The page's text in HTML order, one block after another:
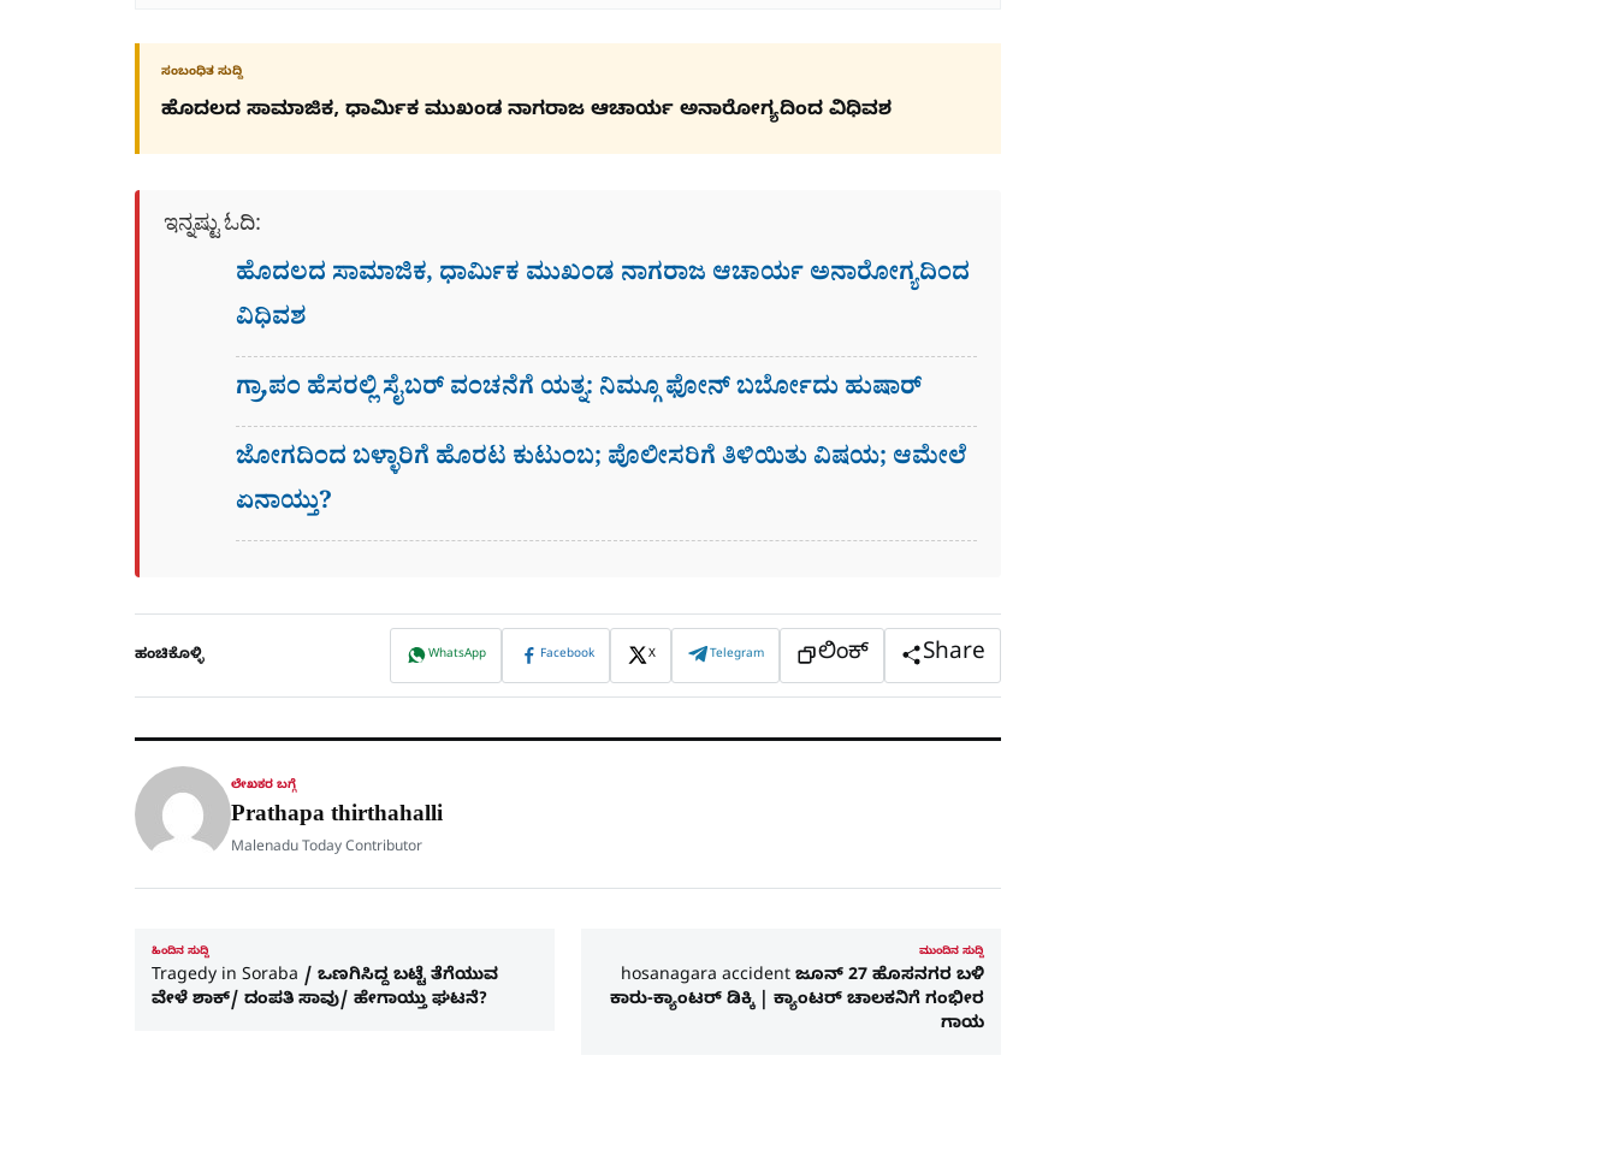
ಸಂಬಂಧಿತ ಸುದ್ದಿ
ಹೊದಲದ ಸಾಮಾಜಿಕ, ಧಾರ್ಮಿಕ ಮುಖಂಡ ನಾಗರಾಜ ಆಚಾರ್ಯ ಅನಾರೋಗ್ಯದಿಂದ ವಿಧಿವಶ
ಇನ್ನಷ್ಟು ಓದಿ:
ಹೊದಲದ ಸಾಮಾಜಿಕ, ಧಾರ್ಮಿಕ ಮುಖಂಡ ನಾಗರಾಜ ಆಚಾರ್ಯ ಅನಾರೋಗ್ಯದಿಂದ
ವಿಧಿವಶ
ಗ್ರಾ,ಪಂ ಹೆಸರಲ್ಲಿ ಸೈಬ‌ರ್ ವಂಚನೆಗೆ ಯತ್ನ: ನಿಮ್ಗೂ ಫೋನ್​ ಬರ್ಬೋದು ಹುಷಾರ್​​
ಜೋಗದಿಂದ ಬಳ್ಳಾರಿಗೆ ಹೊರಟ ಕುಟುಂಬ; ಪೊಲೀಸರಿಗೆ ತಿಳಿಯಿತು ವಿಷಯ; ಆಮೇಲೆ
ಏನಾಯ್ತು?
ಹಂಚಿಕೊಳ್ಳಿ WhatsApp Facebook X Telegram ಲಿಂಕ್ Share
ಲೇಖಕರ ಬಗ್ಗೆ
Prathapa thirthahalli
Malenadu Today Contributor
ಹಿಂದಿನ ಸುದ್ದಿ
Tragedy in Soraba / ಒಣಗಿಸಿದ್ದ ಬಟ್ಟೆ ತೆಗೆಯುವ
ವೇಳೆ ಶಾಕ್/ ದಂಪತಿ ಸಾವು/ ಹೇಗಾಯ್ತು ಘಟನೆ?
ಮುಂದಿನ ಸುದ್ದಿ
hosanagara accident ಜೂನ್​ 27 ಹೊಸನಗರ ಬಳಿ
ಕಾರು-ಕ್ಯಾಂಟರ್ ಡಿಕ್ಕಿ | ಕ್ಯಾಂಟರ್ ಚಾಲಕನಿಗೆ ಗಂಭೀರ
ಗಾಯ